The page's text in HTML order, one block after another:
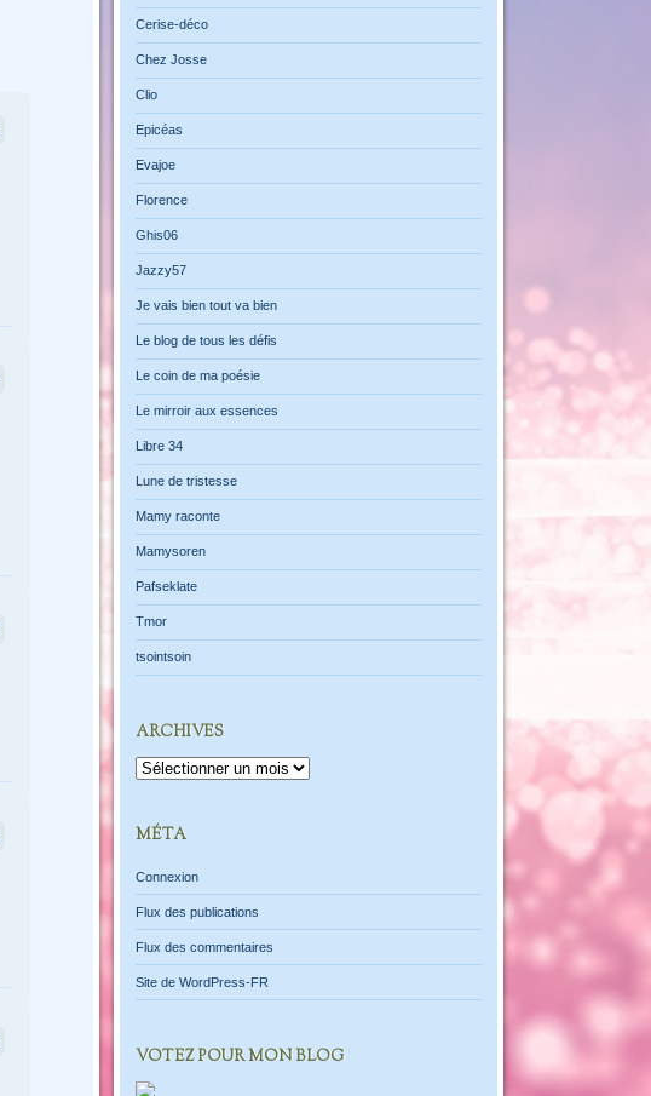
Cerise-déco
Chez Josse
Clio
Epicéas
Evajoe
Florence
Ghis06
Jazzy57
Je vais bien tout va bien
Le blog de tous les défis
Le coin de ma poésie
Le mirroir aux essences
Libre 34
Lune de tristesse
Mamy raconte
Mamysoren
Pafseklate
Tmor
tsointsoin
ARCHIVES
Archives
MÉTA
Connexion
Flux des publications
Flux des commentaires
Site de WordPress-FR
VOTEZ POUR MON BLOG